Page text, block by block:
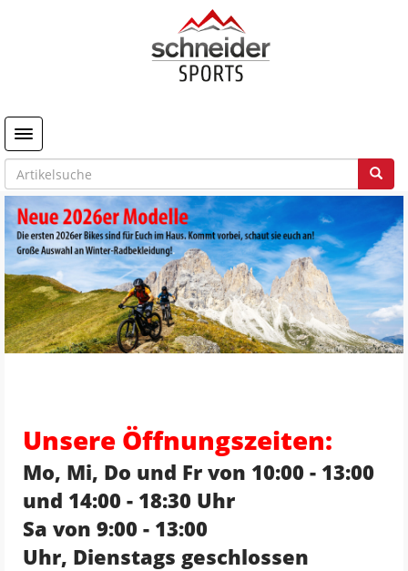
Toggle navigation
Unsere Öffnungszeiten:
Mo, Mi, Do und Fr von 10:00 - 13:00
und 14:00 - 18:30 Uhr
Sa von 9:00 - 13:00
Uhr, Dienstags geschlossen